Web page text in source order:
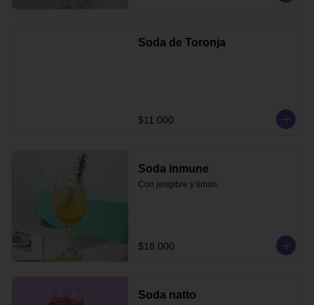
Soda de Toronja
$11.000
Soda inmune
Con jengibre y limón.
$18.000
Soda natto